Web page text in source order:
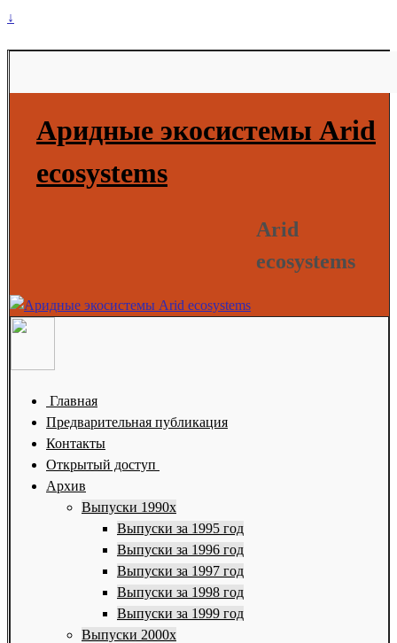
↓
Аридные экосистемы Arid
ecosystems
Arid
ecosystems
Главная
Предварительная публикация
Контакты
Открытый доступ
Архив
Выпуски 1990х
Выпуски за 1995 год
Выпуски за 1996 год
Выпуски за 1997 год
Выпуски за 1998 год
Выпуски за 1999 год
Выпуски 2000х